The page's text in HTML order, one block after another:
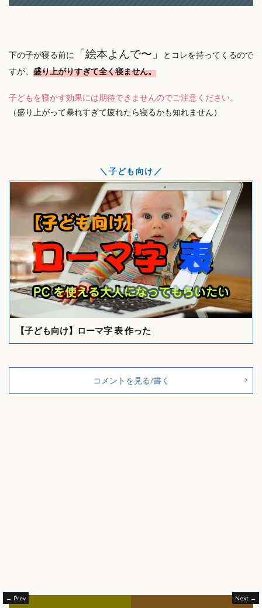
下の子が寝る前に 「絵本よんで〜」
とコレを持ってくるので
すが、 盛り上がりすぎて全く寝ません。
子どもを寝かす効果には期待できませんのでご注意ください。
（盛り上がって暴れすぎて疲れたら寝るかも知れません）
子ども向け
【子ども向け】ローマ字 表 作った
コメントを見る/書く
Prev Next